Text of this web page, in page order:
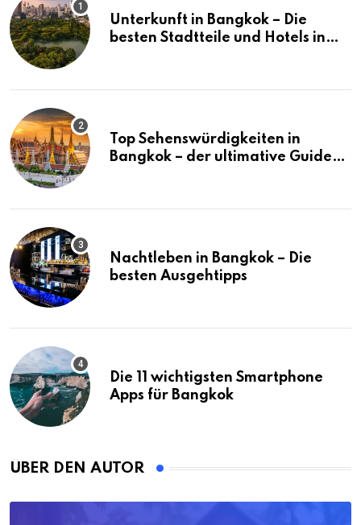
Unterkunft in Bangkok – Die
besten Stadtteile und Hotels in
Top Sehenswürdigkeiten in
Bangkok – der ultimative Guide
Nachtleben in Bangkok – Die
besten Ausgehtipps
Die 11 wichtigsten Smartphone
Apps für Bangkok
ÜBER DEN AUTOR